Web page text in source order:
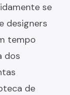
se
designers
tempo
dos
de